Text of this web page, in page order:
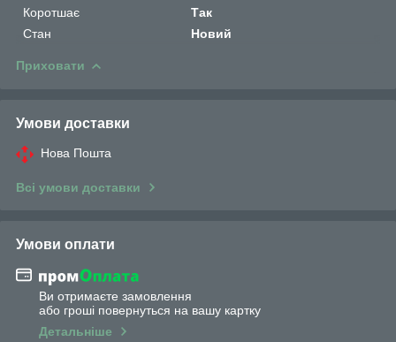
Коротшає
Так
Стан
Новий
Приховати
Умови доставки
Нова Пошта
Всі умови доставки
Умови оплати
Ви отримаєте замовлення
або гроші повернуться на вашу картку
Детальніше